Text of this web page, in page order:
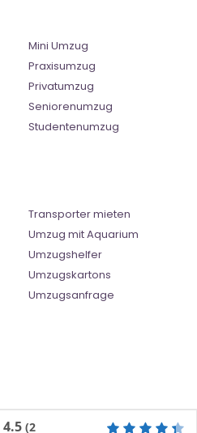
Mini Umzug
Praxisumzug
Privatumzug
Seniorenumzug
Studentenumzug
Transporter mieten
Umzug mit Aquarium
Umzugshelfer
Umzugskartons
Umzugsanfrage
4.5 (2